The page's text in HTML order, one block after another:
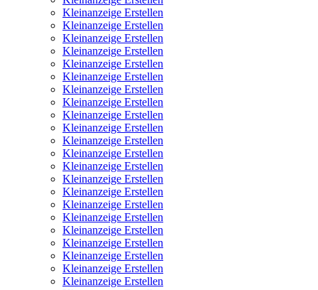
Kleinanzeige Erstellen
Kleinanzeige Erstellen
Kleinanzeige Erstellen
Kleinanzeige Erstellen
Kleinanzeige Erstellen
Kleinanzeige Erstellen
Kleinanzeige Erstellen
Kleinanzeige Erstellen
Kleinanzeige Erstellen
Kleinanzeige Erstellen
Kleinanzeige Erstellen
Kleinanzeige Erstellen
Kleinanzeige Erstellen
Kleinanzeige Erstellen
Kleinanzeige Erstellen
Kleinanzeige Erstellen
Kleinanzeige Erstellen
Kleinanzeige Erstellen
Kleinanzeige Erstellen
Kleinanzeige Erstellen
Kleinanzeige Erstellen
Kleinanzeige Erstellen